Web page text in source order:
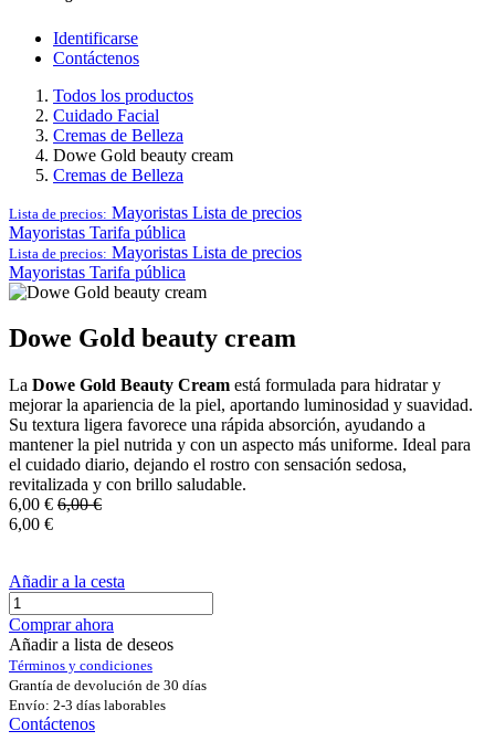
Identificarse
Contáctenos
Todos los productos
Cuidado Facial
Cremas de Belleza
Dowe Gold beauty cream
Cremas de Belleza
Lista de precios: Mayoristas Lista de precios
Mayoristas Tarifa pública
Lista de precios: Mayoristas Lista de precios
Mayoristas Tarifa pública
Dowe Gold beauty cream
La Dowe Gold Beauty Cream está formulada para hidratar y
mejorar la apariencia de la piel, aportando luminosidad y suavidad.
Su textura ligera favorece una rápida absorción, ayudando a
mantener la piel nutrida y con un aspecto más uniforme. Ideal para
el cuidado diario, dejando el rostro con sensación sedosa,
revitalizada y con brillo saludable.
6,00 € 6,00€
6,00 €
Añadir a la cesta
Comprar ahora
Añadir a lista de deseos
Términos y condiciones
Grantía de devolución de 30 días
Envío: 2-3 días laborables
Contáctenos